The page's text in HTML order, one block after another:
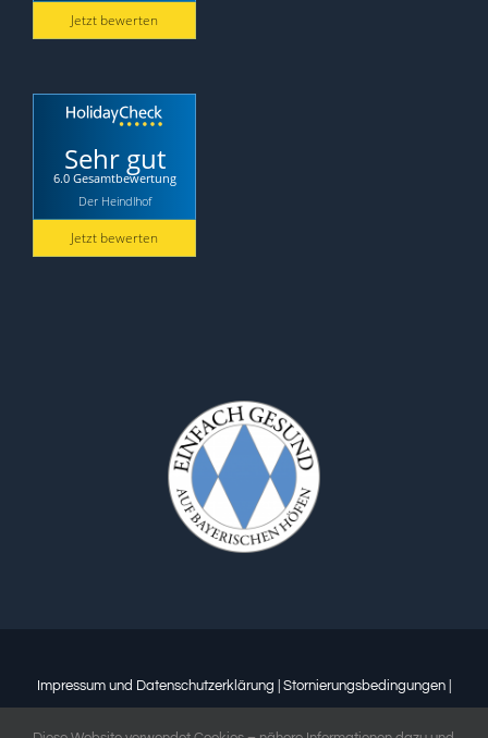
Jetzt bewerten
Sehr gut
6.0 Gesamtbewertung
Der Heindlhof
Jetzt bewerten
Impressum und Datenschutzerklärung Stornierungsbedingungen